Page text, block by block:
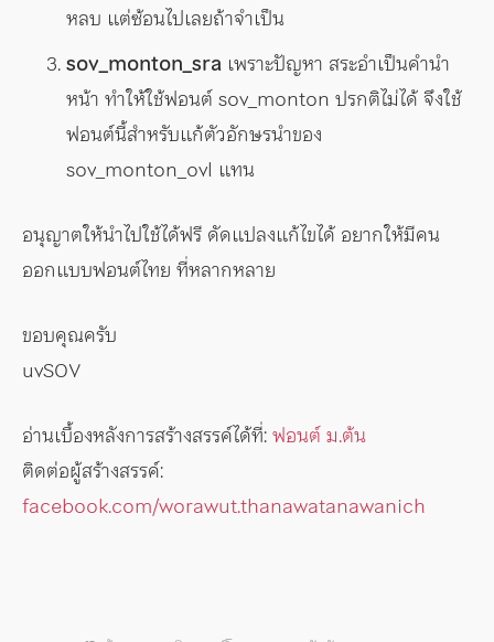
หลบ แต่ซ้อนไปเลยถ้าจำเป็น
sov_monton_sra เพราะปัญหา สระอำเป็นคำนำ
หน้า ทำให้ใช้ฟอนต์ sov_monton ปรกติไม่ได้ จึงใช้
ฟอนต์นี้สำหรับแก้ตัวอักษรนำของ
sov_monton_ovl แทน
อนุญาตให้นำไปใช้ได้ฟรี ดัดแปลงแก้ไขได้ อยากให้มีคน
ออกแบบฟอนต์ไทย ที่หลากหลาย
ขอบคุณครับ
uvSOV
อ่านเบื้องหลังการสร้างสรรค์ได้ที่:ฟอนต์ ม.ต้น
ติดต่อผู้สร้างสรรค์:
facebook.com/worawut.thanawatanawanich